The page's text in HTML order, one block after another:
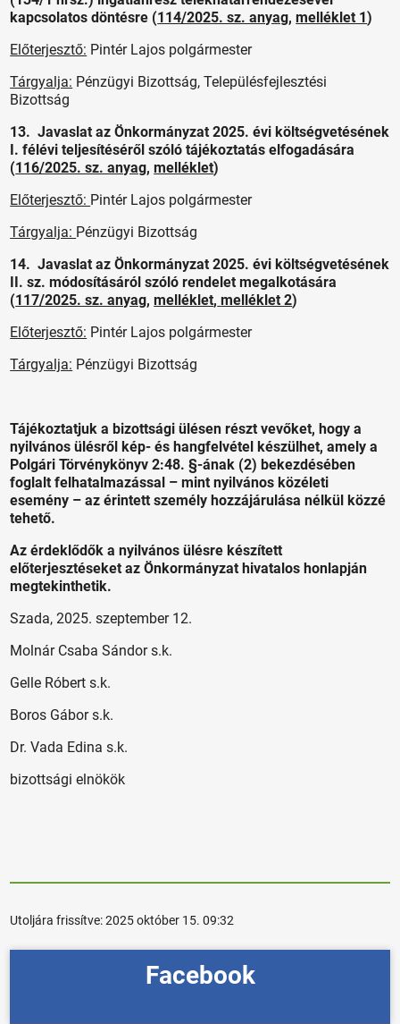
kapcsolatos döntésre (114/2025. sz. anyag,melléklet 1)
Előterjesztő: Pintér Lajos polgármester
Tárgyalja: Pénzügyi Bizottság, Településfejlesztési
Bizottság
13. Javaslat az Önkormányzat 2025. évi költségvetésének
I. félévi teljesítéséről szóló tájékoztatás elfogadására
(116/2025. sz. anyag,melléklet)
Előterjesztő: Pintér Lajos polgármester
Tárgyalja: Pénzügyi Bizottság
14. Javaslat az Önkormányzat 2025. évi költségvetésének
II. sz. módosításáról szóló rendelet megalkotására
(117/2025. sz. anyag,melléklet, melléklet 2)
Előterjesztő: Pintér Lajos polgármester
Tárgyalja: Pénzügyi Bizottság
Tájékoztatjuk a bizottsági ülésen részt vevőket, hogy a
nyilvános ülésről kép- és hangfelvétel készülhet, amely a
Polgári Törvénykönyv 2:48. §-ának (2) bekezdésében
foglalt felhatalmazással – mint nyilvános közéleti
esemény – az érintett személy hozzájárulása nélkül közzé
tehető.
Az érdeklődők a nyilvános ülésre készített
előterjesztéseket az Önkormányzat hivatalos honlapján
megtekinthetik.
Szada, 2025. szeptember 12.
Molnár Csaba Sándor s.k.
Gelle Róbert s.k.
Boros Gábor s.k.
Dr. Vada Edina s.k.
bizottsági elnökök
Utoljára frissítve:2025 október 15. 09:32
Facebook